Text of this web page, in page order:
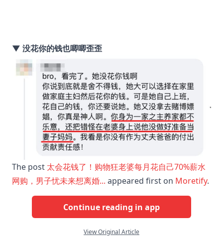
▼ 没花你的钱也唧唧歪歪
The post 太会花钱了！购物狂老婆每月花自己70%薪水
网购，男子忧未来想离婚... appeared first on Moretify.
Continue reading in app
View Original Article